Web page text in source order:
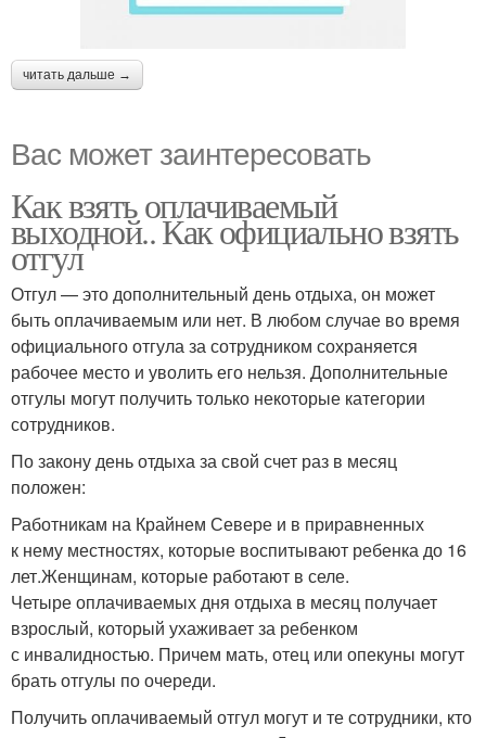
читать дальше →
Вас может заинтересовать
Как взять оплачиваемый
выходной.. Как официально взять
отгул
Отгул — это дополнительный день отдыха, он может
быть оплачиваемым или нет. В любом случае во время
официального отгула за сотрудником сохраняется
рабочее место и уволить его нельзя. Дополнительные
отгулы могут получить только некоторые категории
сотрудников.
По закону день отдыха за свой счет раз в месяц
положен:
Работникам на Крайнем Севере и в приравненных
к нему местностях, которые воспитывают ребенка до 16
лет.Женщинам, которые работают в селе.
Четыре оплачиваемых дня отдыха в месяц получает
взрослый, который ухаживает за ребенком
с инвалидностью. Причем мать, отец или опекуны могут
брать отгулы по очереди.
Получить оплачиваемый отгул могут и те сотрудники, кто